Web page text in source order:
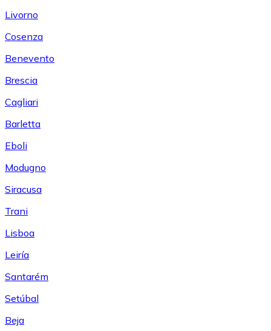
Livorno
Cosenza
Benevento
Brescia
Cagliari
Barletta
Eboli
Modugno
Siracusa
Trani
Lisboa
Leiría
Santarém
Setúbal
Beja